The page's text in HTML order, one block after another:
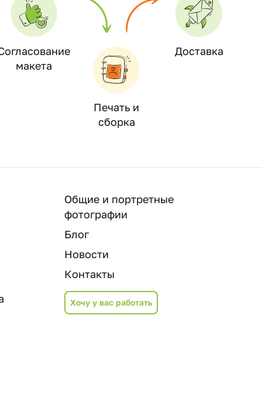
макета
Печать и
сборка
Доставка
Общие и портретные
фотографии
Блог
Новости
Контакты
Хочу у вас работать